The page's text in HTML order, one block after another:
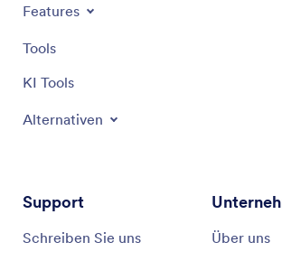
Features
Tools
KI Tools
Alternativen
Support
Schreiben Sie uns
Über uns